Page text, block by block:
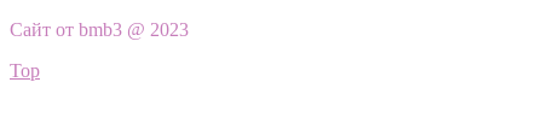
Сайт от bmb3 @ 2023
Top